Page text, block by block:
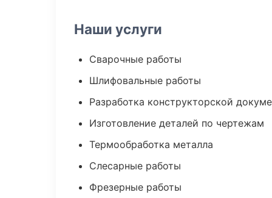
Наши услуги
Сварочные работы
Шлифовальные работы
Разработка конструкторской
Изготовление деталей по чертежам
Термообработка металла
Слесарные работы
Фрезерные работы